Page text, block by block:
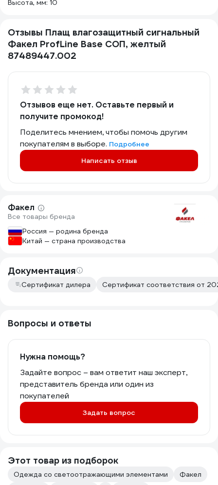
Высота, мм: 10
Отзывы Плащ влагозащитный сигнальный
Факел ProfLine Base СОП, желтый
87489447.002
Отзывов еще нет. Оставьте первый и
получите промокод!
Поделитесь мнением, чтобы помочь другим
покупателям в выборе. Подробнее
Написать отзыв
Факел
Все товары бренда
Россия — родина бренда
Китай — страна производства
Документация
Сертификат дилера Сертификат соответствия от
Вопросы и ответы
Нужна помощь?
Задайте вопрос – вам ответит наш эксперт,
представитель бренда или один из
покупателей
Задать вопрос
Этот товар из подборок
Одежда со светоотражающими элементами
Факел